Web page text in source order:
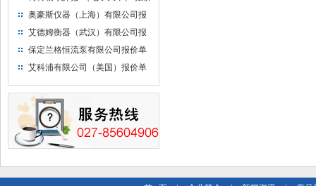
单
奥豪斯仪器（上海）有限公司报
价单
艾德姆衡器（武汉）有限公司报
价单
保定兰格恒流泵有限公司报价单
艾科浦有限公司（美国）报价单